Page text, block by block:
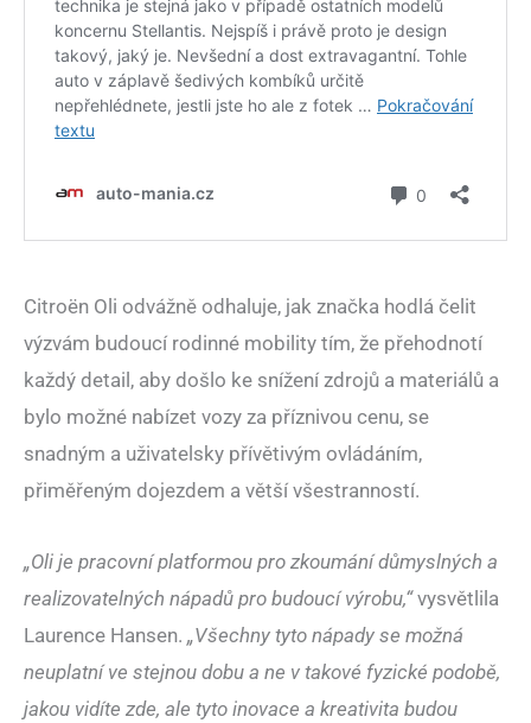
Citroën Oli odvážně odhaluje, jak značka hodlá čelit
výzvám budoucí rodinné mobility tím, že přehodnotí
každý detail, aby došlo ke snížení zdrojů a materiálů a
bylo možné nabízet vozy za příznivou cenu, se
snadným a uživatelsky přívětivým ovládáním,
přiměřeným dojezdem a větší všestranností.
„Oli je pracovní platformou pro zkoumání důmyslných a
realizovatelných nápadů pro budoucí výrobu,“vysvětlila
Laurence Hansen. „Všechny tyto nápady se možná
neuplatní ve stejnou dobu a ne v takové fyzické podobě,
jakou vidíte zde, ale tyto inovace a kreativita budou